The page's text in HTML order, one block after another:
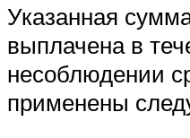
Указанная
выплачена в
несоблюдении
применены